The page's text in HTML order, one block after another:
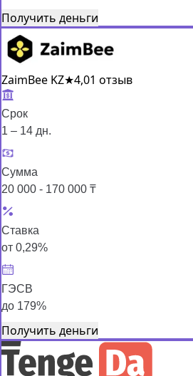
Получить деньги
ZaimBee KZ★4,01 отзыв
Срок
1 – 14 дн.
Сумма
20 000 - 170 000 ₸
Ставка
от 0,29%
ГЭСВ
до 179%
Получить деньги